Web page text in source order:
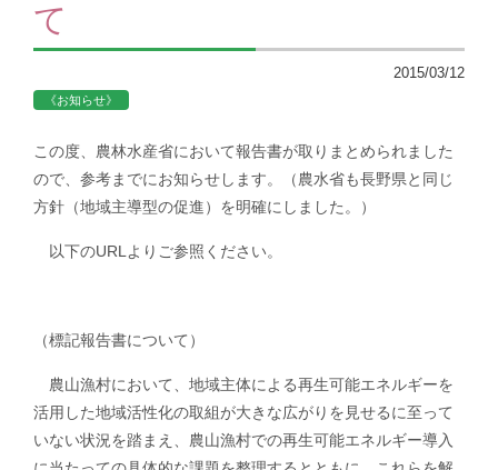
て
2015/03/12
《お知らせ》
この度、農林水産省において報告書が取りまとめられました
ので、参考までにお知らせします。（農水省も長野県と同じ
方針（地域主導型の促進）を明確にしました。）
以下のURLよりご参照ください。
（標記報告書について）
農山漁村において、地域主体による再生可能エネルギーを
活用した地域活性化の取組が大きな広がりを見せるに至って
いない状況を踏まえ、農山漁村での再生可能エネルギー導入